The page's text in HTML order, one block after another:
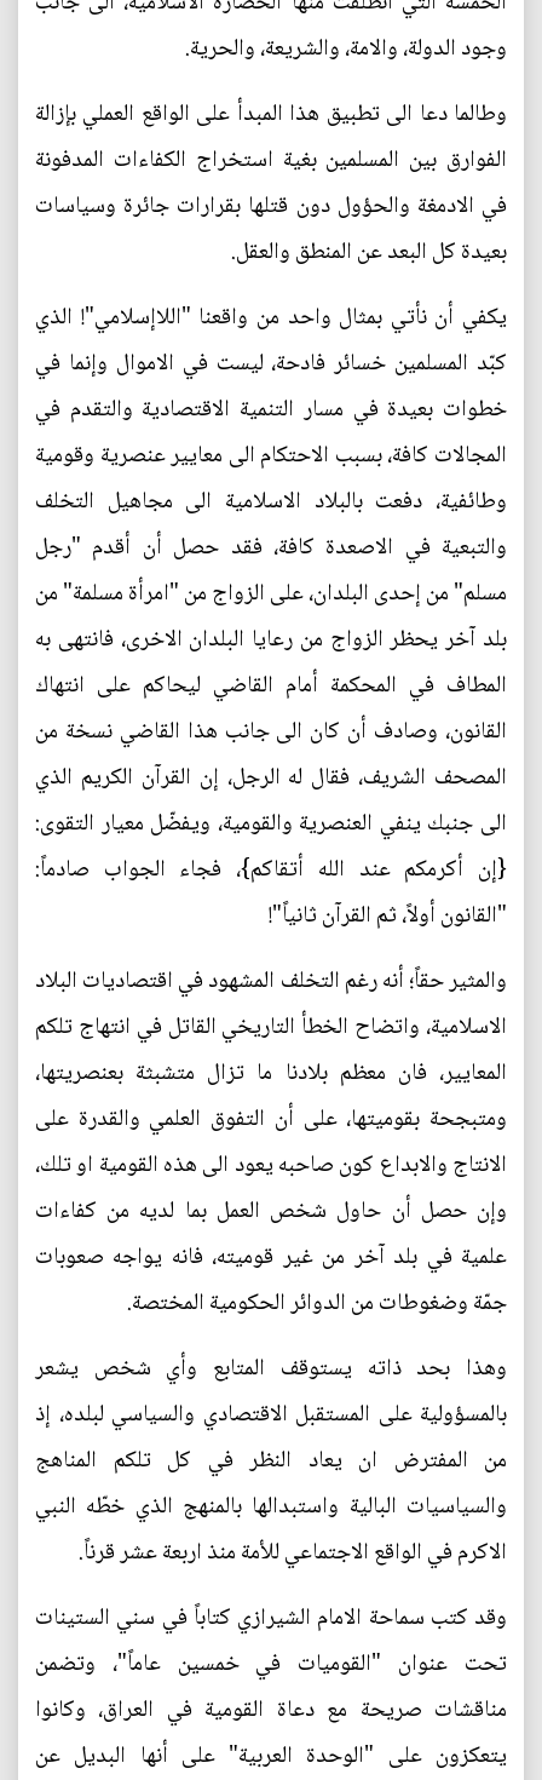
وجود الدولة، والامة، والشريعة، والحرية.
وطالما دعا الى تطبيق هذا المبدأ على الواقع العملي بإزالة
الفوارق بين المسلمين بغية استخراج الكفاءات المدفونة
في الادمغة والحؤول دون قتلها بقرارات جائرة وسياسات
بعيدة كل البعد عن المنطق والعقل.
يكفي أن نأتي بمثال واحد من واقعنا "اللاإسلامي"! الذي
كبّد المسلمين خسائر فادحة، ليست في الاموال وإنما في
خطوات بعيدة في مسار التنمية الاقتصادية والتقدم في
المجالات كافة، بسبب الاحتكام الى معايير عنصرية وقومية
وطائفية، دفعت بالبلاد الاسلامية الى مجاهيل التخلف
والتبعية في الاصعدة كافة، فقد حصل أن أقدم "رجل
مسلم" من إحدى البلدان، على الزواج من "امرأة مسلمة" من
بلد آخر يحظر الزواج من رعايا البلدان الاخرى، فانتهى به
المطاف في المحكمة أمام القاضي ليحاكم على انتهاك
القانون، وصادف أن كان الى جانب هذا القاضي نسخة من
المصحف الشريف، فقال له الرجل، إن القرآن الكريم الذي
الى جنبك ينفي العنصرية والقومية، ويفضّل معيار التقوى:
{إن أكرمكم عند الله أتقاكم}، فجاء الجواب صادماً:
"القانون أولاً، ثم القرآن ثانياً"!
والمثير حقاً؛ أنه رغم التخلف المشهود في اقتصاديات البلاد
الاسلامية، واتضاح الخطأ التاريخي القاتل في انتهاج تلكم
المعايير، فان معظم بلادنا ما تزال متشبثة بعنصريتها،
ومتبجحة بقوميتها، على أن التفوق العلمي والقدرة على
الانتاج والابداع كون صاحبه يعود الى هذه القومية او تلك،
وإن حصل أن حاول شخص العمل بما لديه من كفاءات
علمية في بلد آخر من غير قوميته، فانه يواجه صعوبات
جمّة وضغوطات من الدوائر الحكومية المختصة.
وهذا بحد ذاته يستوقف المتابع وأي شخص يشعر
بالمسؤولية على المستقبل الاقتصادي والسياسي لبلده، إذ
من المفترض ان يعاد النظر في كل تلكم المناهج
والسياسيات البالية واستبدالها بالمنهج الذي خطّه النبي
الاكرم في الواقع الاجتماعي للأمة منذ اربعة عشر قرناً.
وقد كتب سماحة الامام الشيرازي كتاباً في سني الستينات
تحت عنوان "القوميات في خمسين عاماً"، وتضمن
مناقشات صريحة مع دعاة القومية في العراق، وكانوا
يتعكزون على "الوحدة العربية" على أنها البديل عن